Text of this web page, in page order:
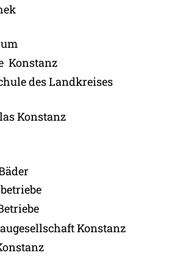
Konstanz
des Landkreises
Konstanz
Konstanz